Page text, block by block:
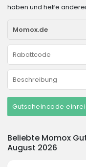
haben und helfe
Gutscheincode
Beliebte Momox
August 2026